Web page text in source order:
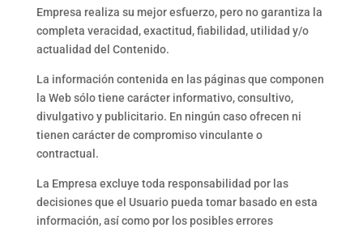
Empresa realiza su mejor esfuerzo, pero no garantiza la
completa veracidad, exactitud, fiabilidad, utilidad y/o
actualidad del Contenido.
La información contenida en las páginas que componen
la Web sólo tiene carácter informativo, consultivo,
divulgativo y publicitario. En ningún caso ofrecen ni
tienen carácter de compromiso vinculante o
contractual.
La Empresa excluye toda responsabilidad por las
decisiones que el Usuario pueda tomar basado en esta
información, así como por los posibles errores